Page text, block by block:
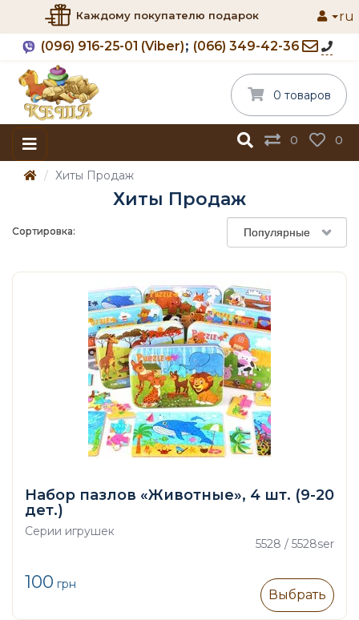
Каждому покупателю подарок
(096) 916-25-01 (Viber) (066) 349-42-36
ru
0 0
0 товаров
Хиты Продаж
Хиты Продаж
Сортировка: Популярные
Набор пазлов «Животные», 4 шт. (9-20
дет.)
Серии игрушек
5528 / 5528ser
100 грн
Выбрать